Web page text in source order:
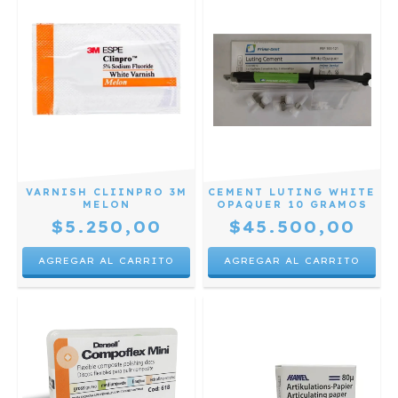
VARNISH CLIINPRO 3M
MELON
$5.250,00
CEMENT LUTING WHITE
OPAQUER 10 GRAMOS
$45.500,00